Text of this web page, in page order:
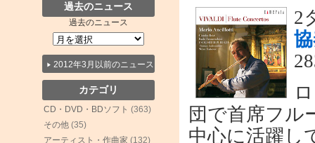
過去のニュース
過去のニュース
2012年3月以前のニュース
カテゴリ
CD・DVD・BDソフト (363)
その他 (35)
アーティスト・作曲家 (132)
2
団で首席フル
中心に活躍し